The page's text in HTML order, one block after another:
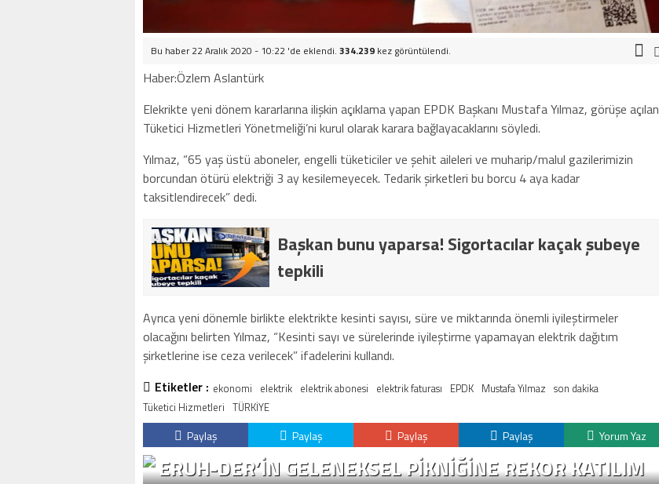
Bu haber 22 Aralık 2020 - 10:22 'de eklendi. 334.239 kez görüntülendi.
Haber:Özlem Aslantürk
Elekrikte yeni dönem kararlarına ilişkin açıklama yapan EPDK Başkanı Mustafa Yılmaz, görüşe açılan
Tüketici Hizmetleri Yönetmeliği’ni kurul olarak karara bağlayacaklarını söyledi.
Yılmaz, “65 yaş üstü aboneler, engelli tüketiciler ve şehit aileleri ve muharip/malul gazilerimizin
borcundan ötürü elektriği 3 ay kesilemeyecek. Tedarik şirketleri bu borcu 4 aya kadar
taksitlendirecek” dedi.
Başkan bunu yaparsa! Sigortacılar kaçak şubeye
tepkili
Ayrıca yeni dönemle birlikte elektrikte kesinti sayısı, süre ve miktarında önemli iyileştirmeler
olacağını belirten Yılmaz, “Kesinti sayı ve sürelerinde iyileştirme yapamayan elektrik dağıtım
şirketlerine ise ceza verilecek” ifadelerini kullandı.
Etiketler : ekonomi elektrik elektrik abonesi elektrik faturası EPDK Mustafa Yılmaz son dakika
Tüketici Hizmetleri TÜRKİYE
Paylaş Paylaş Paylaş Paylaş Yorum Yaz
ERUH-DER’IN GELENEKSEL PIKNIĞINE REKOR KATILIM